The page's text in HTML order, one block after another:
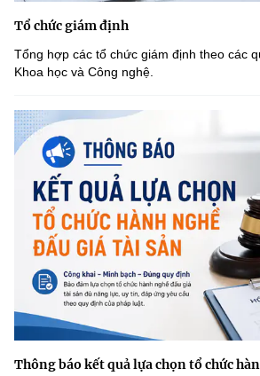
Tổ chức giám định
Tổng hợp các tổ chức giám định theo các
Khoa học và Công nghệ.
Thông báo kết quả lựa chọn tổ chức